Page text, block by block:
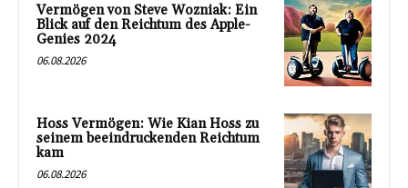
Vermögen von Steve Wozniak: Ein
Blick auf den Reichtum des Apple-
Genies 2024
06.08.2026
Hoss Vermögen: Wie Kian Hoss zu
seinem beeindruckenden Reichtum
kam
06.08.2026